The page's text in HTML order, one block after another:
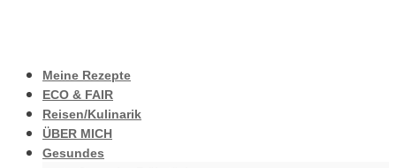
Meine Rezepte
ECO & FAIR
Reisen/Kulinarik
ÜBER MICH
Gesundes